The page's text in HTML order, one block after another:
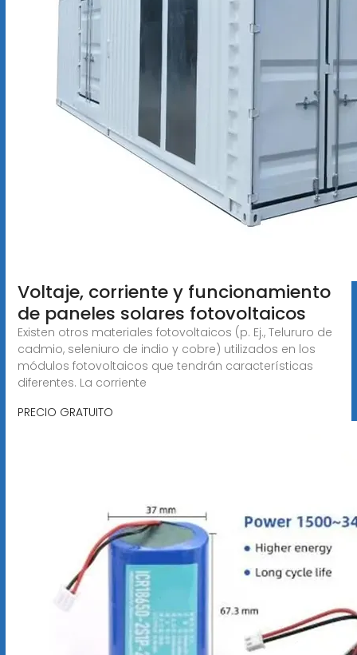
Voltaje, corriente y funcionamiento
de paneles solares fotovoltaicos
Existen otros materiales fotovoltaicos (p. Ej., Telururo de
cadmio, seleniuro de indio y cobre) utilizados en los
módulos fotovoltaicos que tendrán características
diferentes. La corriente
PRECIO GRATUITO